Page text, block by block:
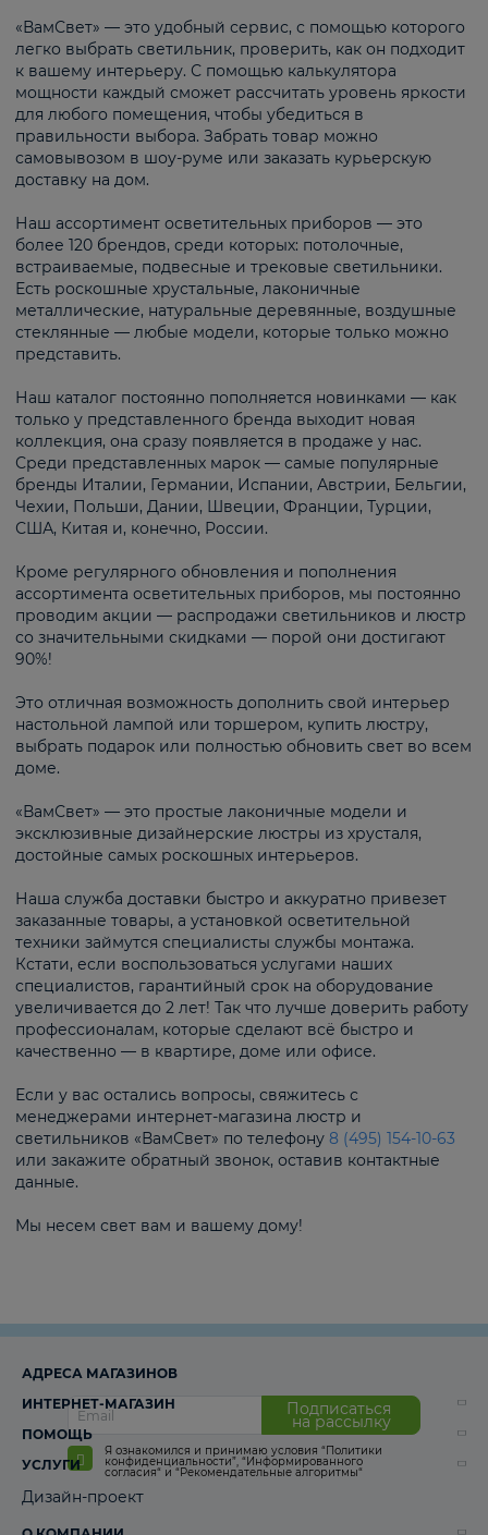
«ВамСвет» — это удобный сервис, с помощью которого
легко выбрать светильник, проверить, как он подходит
к вашему интерьеру. С помощью калькулятора
мощности каждый сможет рассчитать уровень яркости
для любого помещения, чтобы убедиться в
правильности выбора. Забрать товар можно
самовывозом в шоу-руме или заказать курьерскую
доставку на дом.
Наш ассортимент осветительных приборов — это
более 120 брендов, среди которых: потолочные,
встраиваемые, подвесные и трековые светильники.
Есть роскошные хрустальные, лаконичные
металлические, натуральные деревянные, воздушные
стеклянные — любые модели, которые только можно
представить.
Наш каталог постоянно пополняется новинками — как
только у представленного бренда выходит новая
коллекция, она сразу появляется в продаже у нас.
Среди представленных марок — самые популярные
бренды Италии, Германии, Испании, Австрии, Бельгии,
Чехии, Польши, Дании, Швеции, Франции, Турции,
США, Китая и, конечно, России.
Кроме регулярного обновления и пополнения
ассортимента осветительных приборов, мы постоянно
проводим акции — распродажи светильников и люстр
со значительными скидками — порой они достигают
90%!
Это отличная возможность дополнить свой интерьер
настольной лампой или торшером, купить люстру,
выбрать подарок или полностью обновить свет во всем
доме.
«ВамСвет» — это простые лаконичные модели и
эксклюзивные дизайнерские люстры из хрусталя,
достойные самых роскошных интерьеров.
Наша служба доставки быстро и аккуратно привезет
заказанные товары, а установкой осветительной
техники займутся специалисты службы монтажа.
Кстати, если воспользоваться услугами наших
специалистов, гарантийный срок на оборудование
увеличивается до 2 лет! Так что лучше доверить работу
профессионалам, которые сделают всё быстро и
качественно — в квартире, доме или офисе.
Если у вас остались вопросы, свяжитесь с
менеджерами интернет-магазина люстр и
светильников «ВамСвет» по телефону 8 (495) 154-10-63
или закажите обратный звонок, оставив контактные
данные.
Мы несем свет вам и вашему дому!
Подписаться
на рассылку
Я ознакомился и принимаю условия “Политики
конфиденциальности”, “Информированного
согласия“ и “Рекомендательные алгоритмы“
АДРЕСА МАГАЗИНОВ
ИНТЕРНЕТ-МАГАЗИН
ПОМОЩЬ
УСЛУГИ
Дизайн-проект